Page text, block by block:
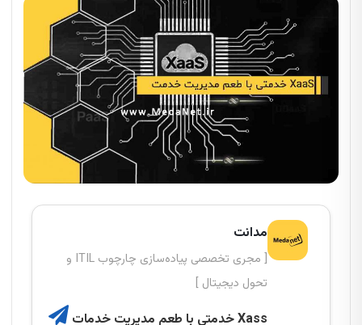
مدانت
[ مجری تخصصی پیاده‌سازی چارچوب ITIL و
تحول دیجیتال ]
Xass خدمتی با طعم مدیریت خدمات